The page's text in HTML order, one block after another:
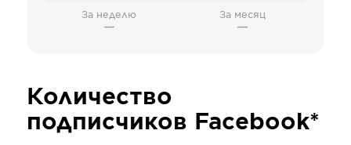
За неделю
—
За месяц
—
Количество
подписчиков Facebook*